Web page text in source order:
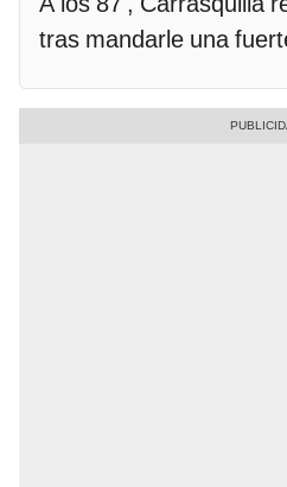
tras mandarle una